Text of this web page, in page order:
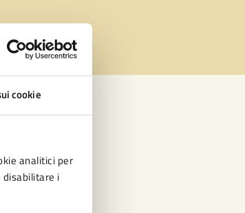
cookie
analitici per
i